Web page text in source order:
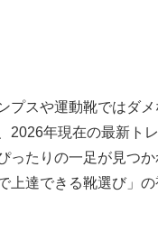
プスや運動靴ではダ
2026年現在の最新ト
ったりの一足が見つか
上達できる靴選び」の